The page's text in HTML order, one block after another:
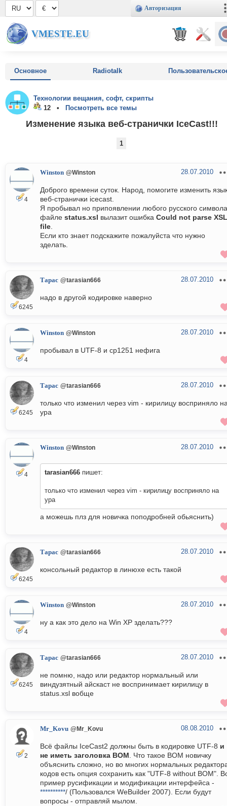
Авторизация
VMESTE.EU
Основное Radiotalk
Технологии вещания, софт, скрипты
12 •
Посмотреть все темы
Изменение языка веб-странички IceCast!!!
1
4
Winston @Winston 28.07.2010
Доброго времени суток. Народ, помогите изменить
веб-странички icecast.
Я пробывал но припоявлении любого русского
файле status.xsl вылазит ошибка Could not parse
file
Если кто знает подскажите пожалуйста что нужно
зделать.
6245
Тарас @tarasian666 28.07.2010
надо в другой кодировке наверно
4
Winston @Winston 28.07.2010
пробывал в UTF-8 и cp1251 нефига
6245
Тарас @tarasian666 28.07.2010
только что изменил через vim - кирилицу восприняло
ура
4
Winston @Winston 28.07.2010
tarasian666 пишет:
только что изменил через vim - кирилицу восприняло на
ура
а можешь плз для новичка поподробней обьяснить)
6245
Тарас @tarasian666 28.07.2010
консольный редактор в линюхе есть такой
4
Winston @Winston 28.07.2010
ну а как это дело на Win XP зделать???
6245
Тарас @tarasian666 28.07.2010
не помню, надо или редактор нормальный или
виндузятный айскаст не воспринимает кирилицу в
status.xsl вобще
2
Mr_Kovu @Mr_Kovu 08.08.2010
Всё файлы IceCast2 должны быть в кодировке UTF-8 и
не иметь заголовка BOM . Что такое BOM новичку
объяснить сложно, но во многих нормальных
кодов есть опция сохранить как "UTF-8 without BOM".
пример русификации и модификации интерфейса -
**********/ (Пользовался WeBuilder 2007). Если будут
вопросы - отправляй мылом.